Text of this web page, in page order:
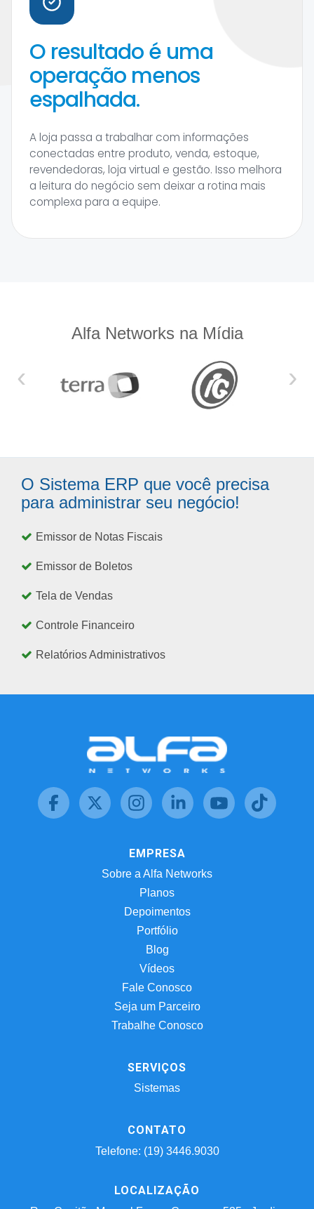
O resultado é uma
operação menos
espalhada.
A loja passa a trabalhar com informações
conectadas entre produto, venda, estoque,
revendedoras, loja virtual e gestão. Isso melhora
a leitura do negócio sem deixar a rotina mais
complexa para a equipe.
Alfa Networks na Mídia
‹ ›
O Sistema ERP que você precisa
para administrar seu negócio!
Emissor de Notas Fiscais
Emissor de Boletos
Tela de Vendas
Controle Financeiro
Relatórios Administrativos
EMPRESA
Sobre a Alfa Networks
Planos
Depoimentos
Portfólio
Blog
Vídeos
Fale Conosco
Seja um Parceiro
Trabalhe Conosco
SERVIÇOS
Sistemas
CONTATO
Telefone: (19) 3446.9030
LOCALIZAÇÃO